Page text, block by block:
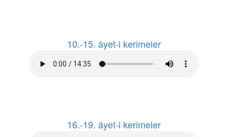
10.-15. âyet-i kerimeler
16.-19. âyet-i kerimeler